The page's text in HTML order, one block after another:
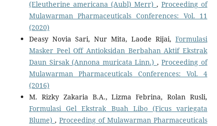
(Eleutherine americana (Aubl) Merr),Proceeding of
Mulawarman Pharmaceuticals Conferences: Vol. 11
(2020)
Deasy Novia Sari, Nur Mita, Laode Rijai,Formulasi
Masker Peel Off Antioksidan Berbahan Aktif Ekstrak
Daun Sirsak (Annona muricata Linn.) ,Proceeding of
Mulawarman Pharmaceuticals Conferences: Vol. 4
(2016)
M. Rizky Zakaria B.A., Lizma Febrina, Rolan Rusli,
Formulasi Gel Ekstrak Buah Libo (Ficus variegata
Blume) , Proceeding of Mulawarman Pharmaceuticals